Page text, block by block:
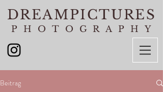
DREAMPICTURES
PHOTOGRAPHY
Beitrag